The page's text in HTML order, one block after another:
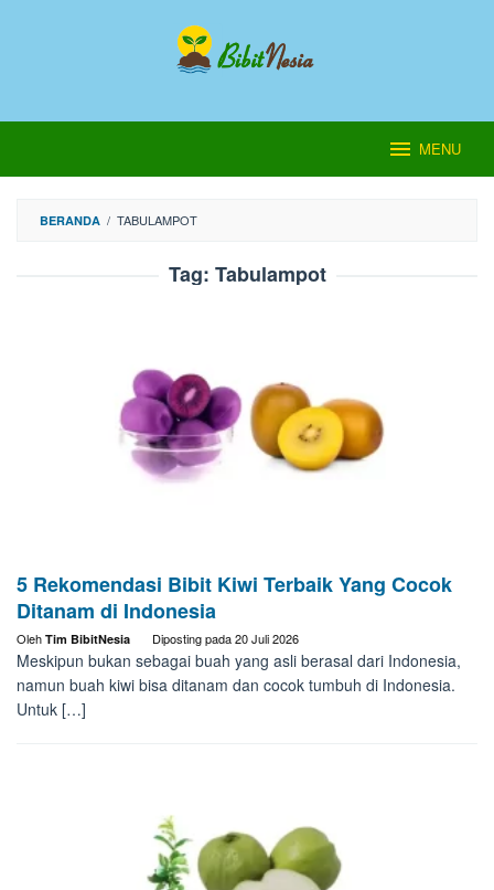
MENU
BERANDA / TABULAMPOT
Tag: Tabulampot
5 Rekomendasi Bibit Kiwi Terbaik Yang Cocok
Ditanam di Indonesia
Oleh Tim BibitNesia Diposting pada20 Juli 2026
Meskipun bukan sebagai buah yang asli berasal dari Indonesia,
namun buah kiwi bisa ditanam dan cocok tumbuh di Indonesia.
Untuk […]